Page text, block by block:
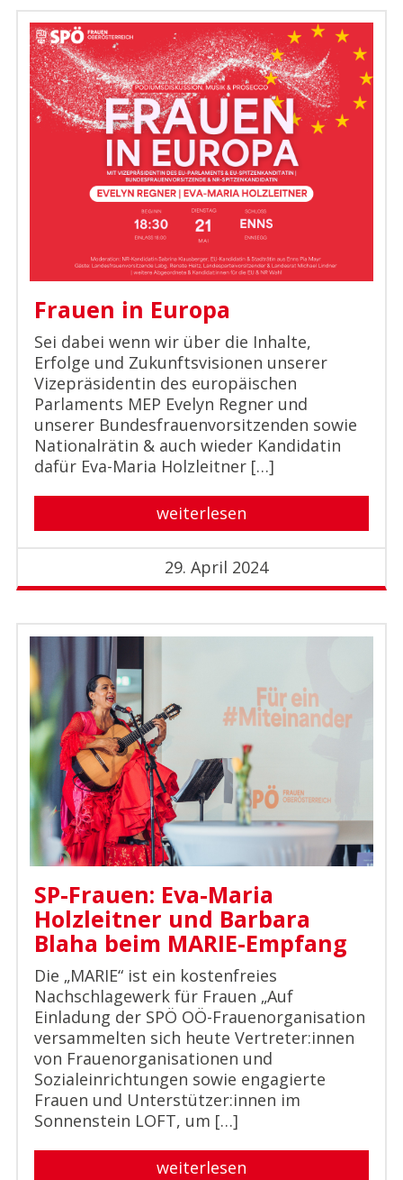
Frauen in Europa
Sei dabei wenn wir über die Inhalte,
Erfolge und Zukunftsvisionen unserer
Vizepräsidentin des europäischen
Parlaments MEP Evelyn Regner und
unserer Bundesfrauenvorsitzenden sowie
Nationalrätin & auch wieder Kandidatin
dafür Eva-Maria Holzleitner […]
weiterlesen
29. April 2024
SP-Frauen: Eva-Maria
Holzleitner und Barbara
Blaha beim MARIE-Empfang
Die „MARIE“ ist ein kostenfreies
Nachschlagewerk für Frauen „Auf
Einladung der SPÖ OÖ-Frauenorganisation
versammelten sich heute Vertreter:innen
von Frauenorganisationen und
Sozialeinrichtungen sowie engagierte
Frauen und Unterstützer:innen im
Sonnenstein LOFT, um […]
weiterlesen